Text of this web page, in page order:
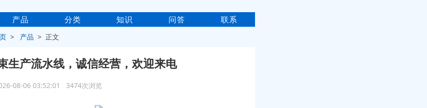
产品 分类 知识 问答 联系
> 产品 > 正文
生产流水线，诚信经营，欢迎来电
08-06 03:52:01 3474次浏览